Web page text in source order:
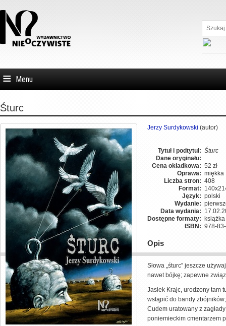
Szukaj...
Menu
Śturc
Jerzy Surdykowski (autor)
Tytuł i podtytuł: Śturc
Dane oryginału:
Cena okładkowa: 52 zł
Oprawa: miękka
Liczba stron: 408
Format:
Język: polski
Wydanie:
Data wydania:
Dostępne formaty:
ISBN: 978-
Opis
Słowa „śturc” jeszcze
nawet bójkę; zapewne
Jasiek Krajc, urodzony tam
wstąpić do bandy zbójników;
Cudem uratowany z
poniemieckim cmentarzem